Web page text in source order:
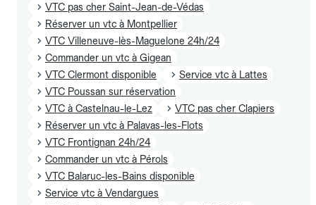
VTC pas cher Saint-Jean-de-Védas
Réserver un vtc à Montpellier
VTC Villeneuve-lès-Maguelone 24h/24
Commander un vtc à Gigean
VTC Clermont disponible
Service vtc à Lattes
VTC Poussan sur réservation
VTC à Castelnau-le-Lez
VTC pas cher Clapiers
Réserver un vtc à Palavas-les-Flots
VTC Frontignan 24h/24
Commander un vtc à Pérols
VTC Balaruc-les-Bains disponible
Service vtc à Vendargues